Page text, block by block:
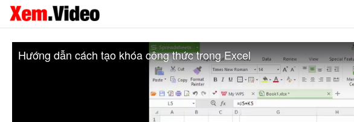
Hướng dẫn cách tạo khóa công thức trong Excel